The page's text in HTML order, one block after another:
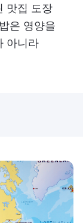
맛집 도장
은 영양을
아니라